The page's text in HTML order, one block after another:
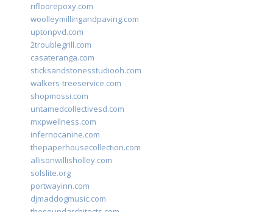
rifloorepoxy.com
woolleymillingandpaving.com
uptonpvd.com
2troublegrill.com
casateranga.com
sticksandstonesstudiooh.com
walkers-treeservice.com
shopmossi.com
untamedcollectivesd.com
mxpwellness.com
infernocanine.com
thepaperhousecollection.com
allisonwillisholley.com
solslite.org
portwayinn.com
djmaddogmusic.com